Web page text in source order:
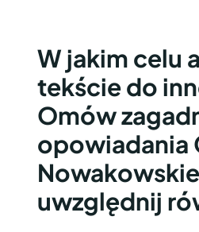
W jakim celu
tekście do
Omów
opowiadania
uwzględnij